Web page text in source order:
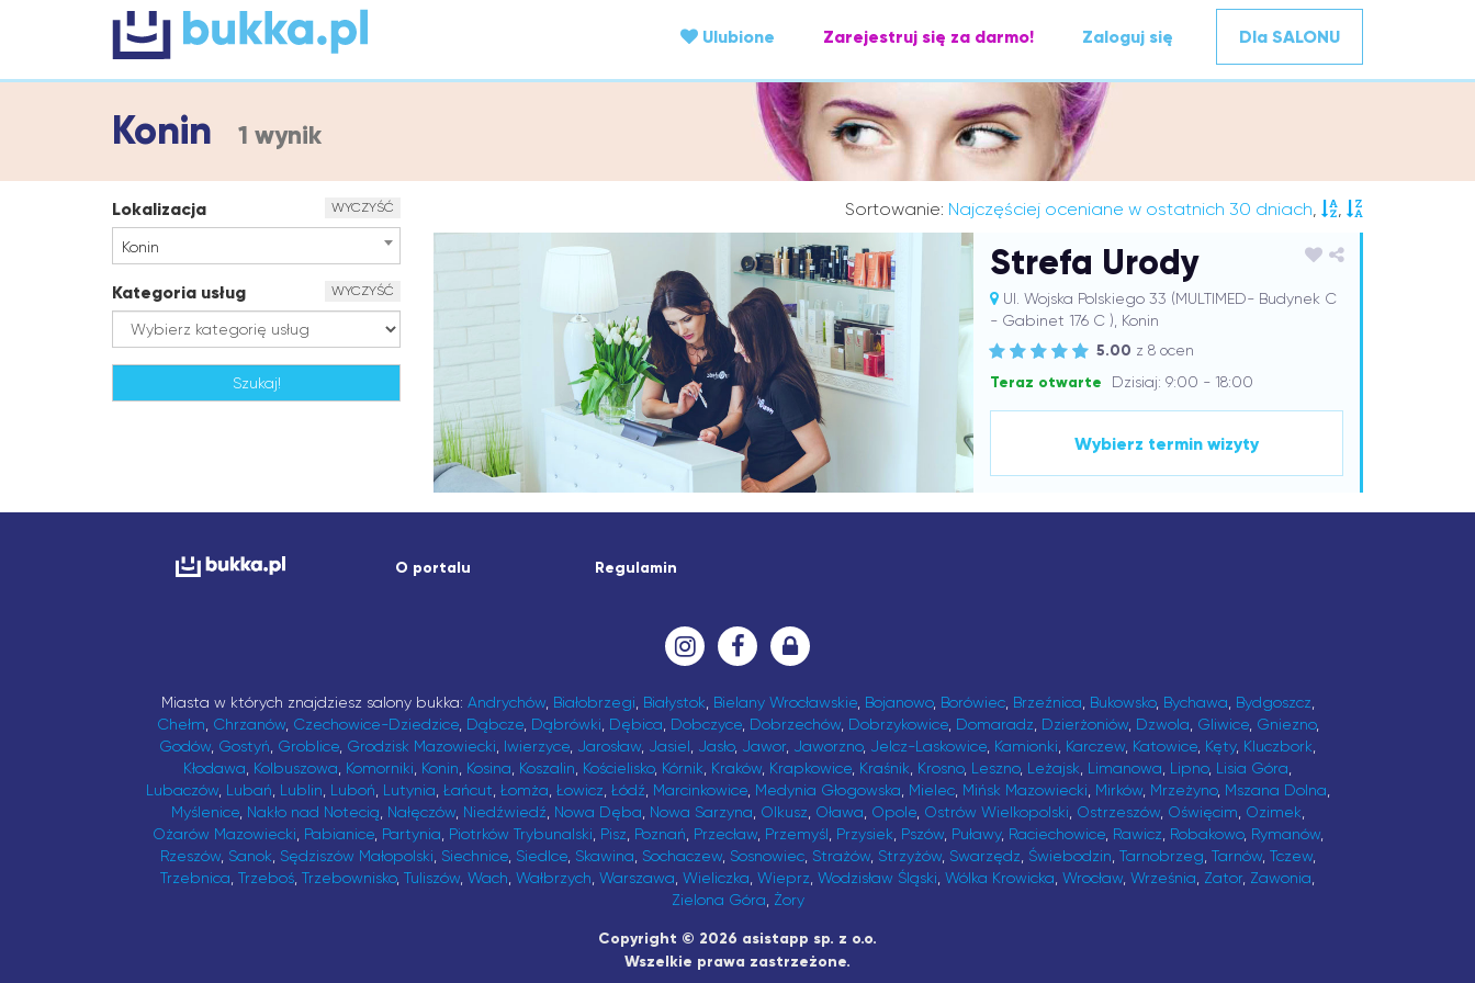
Ulubione Zarejestruj się za darmo! Zaloguj się Dla SALONU
Konin 1 wynik
Lokalizacja WYCZYŚĆ
Konin
Kategoria usług WYCZYŚĆ
Sortowanie: Najczęściej oceniane w ostatnich 30 dniach, ,
Strefa Urody
Ul. Wojska Polskiego 33 (MULTIMED- Budynek C
- Gabinet 176 C ), Konin
5.00 z 8 ocen
Teraz otwarte Dzisiaj: 9:00 - 18:00
Wybierz termin wizyty
O portalu Regulamin
Miasta w których znajdziesz salony bukka: Andrychów, Białobrzegi Białystok Bielany Wrocławskie, Bojanowo, Borówiec, Brzeźnica Bukowsko, Bychawa Bydgoszcz
Chełm Chrzanów, Czechowice-Dziedzice, Dąbcze, Dąbrówki Dębica Dobczyce, Dobrzechów, Dobrzykowice, Domaradz Dzierżoniów, Dzwola Gliwice, Gniezno,
Godów Gostyń Groblice Grodzisk Mazowiecki Iwierzyce Jarosław Jasiel Jasło, Jawor Jaworzno, Jelcz-Laskowice Kamionki Karczew Katowice Kęty, Kluczbork
Kłodawa Kolbuszowa Komorniki Konin Kosina Koszalin Kościelisko, Kórnik Kraków Krapkowice Kraśnik Krosno, Leszno, Leżajsk Limanowa Lipno, Lisia Góra
Lubaczów, Lubań Lublin Luboń Lutynia Łańcut Łomża Łowicz Łódź Marcinkowice, Medynia Głogowska Mielec, Mińsk Mazowiecki Mirków, Mrzeżyno, Mszana Dolna
Myślenice, Nakło nad Notecią Nałęczów, Niedźwiedź Nowa Dęba Nowa Sarzyna Olkusz Oława Opole, Ostrów Wielkopolski Ostrzeszów, Oświęcim Ozimek
Ożarów Mazowiecki Pabianice, Partynia Piotrków Trybunalski Pisz Poznań Przecław, Przemyśl Przysiek Pszów, Puławy, Raciechowice, Rawicz Robakowo, Rymanów,
Rzeszów, Sanok Sędziszów Małopolski Siechnice, Siedlce, Skawina Sochaczew, Sosnowiec, Strażów, Strzyżów, Swarzędz Świebodzin Tarnobrzeg Tarnów, Tczew,
Trzebnica Trzeboś Trzebownisko, Tuliszów Wach Wałbrzych Warszawa Wieliczka Wieprz Wodzisław Śląski Wólka Krowicka Wrocław Września Zator Zawonia
Zielona Góra Żory
Copyright © 2026 asistapp sp. z o.o.
Wszelkie prawa zastrzeżone.